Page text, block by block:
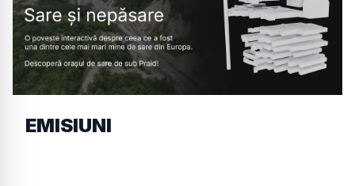
EMISIUNI